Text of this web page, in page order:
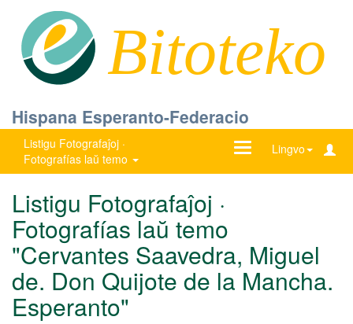
Bitoteko
Hispana Esperanto-Federacio
Listigu Fotografaĵoj ·
Fotografías laŭ temo
Lingvo
Ŝanĝu
Listigu Fotografaĵoj ·
Fotografías laŭ temo
"Cervantes Saavedra, Miguel
de. Don Quijote de la Mancha.
Esperanto"